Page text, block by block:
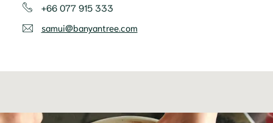
+66 077 915 333
samui@banyantree.com